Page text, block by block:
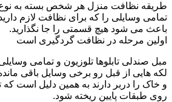
طریقه نظافت منزل هر شخص بسته به نوع
تمامی وسایلی را که برای نظافت لازم
باعث می شود هیچ قسمتی را جا نگذارید.
اولین مرحله در نظافت گردگیری است
مبل صندلی تابلوها تلوزیون و تمامی
لکه هایی از قبل رو برخی وسایل باقی
و خاک را دربر دارند به همین دلیل است
روی طبقات پایین ریخته شود.